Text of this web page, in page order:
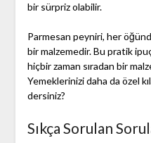
bir sürpriz olabilir.
Parmesan peyniri, her
bir malzemedir. Bu pratik
hiçbir zaman sıradan bir
Yemeklerinizi daha da özel
dersiniz?
Sıkça Sorulan